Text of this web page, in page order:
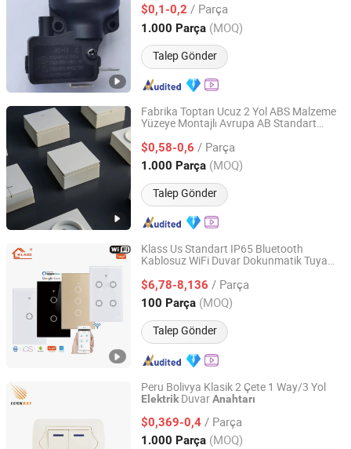
$0,1-0,2 / Parça
1.000 Parça (MOQ)
Talep Gönder
Zhejiang, China Fiyat 2020
Fabrika Toptan Ucuz 2 Yol ABS Malzeme
Yüzeye Montajlı Avrupa AB Standart
Anahtarı
$0,58-0,6 / Parça
1.000 Parça (MOQ)
Talep Gönder
Wenzhou Huafeng Electric Co., Ltd.
Zhejiang, China Fiyat 2016
Klass Us Standart IP65 Bluetooth
Kablosuz WiFi Duvar Dokunmatik Tuya
Anahtar
$6,78-8,136 / Parça
100 Parça (MOQ)
Talep Gönder
Wenzhou Sunny Electrical Co., Ltd.
Zhejiang, China Fiyat 2017
Peru Bolivya Klasik 2 Çete 1 Way/3 Yol
ElektrikDuvarAnahtarı
$0,369-0,4 / Parça
1.000 Parça (MOQ)
Fuzhou Luckray Electrical Appliance Co., Ltd.
Fujian, China Fiyat 2023